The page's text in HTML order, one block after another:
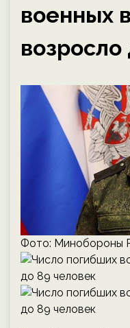
военных
возросло
Фото: Минобороны